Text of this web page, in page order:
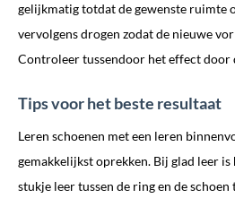
gelijkmatig totdat de gewenste ruimte
vervolgens drogen zodat de nieuwe
Controleer tussendoor het effect door
Tips voor het beste resultaat
Leren schoenen met een leren
gemakkelijkst oprekken. Bij glad leer is
stukje leer tussen de ring en de